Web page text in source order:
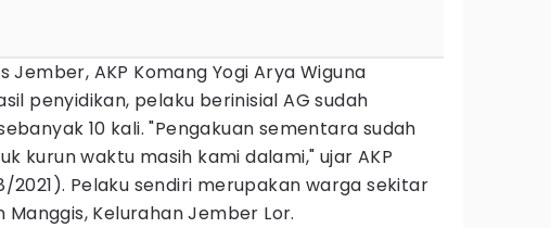
Jember, AKP Komang Yogi Arya Wiguna
penyidikan, pelaku berinisial AG sudah
10 kali. "Pengakuan sementara sudah
kurun waktu masih kami dalami," ujar AKP
2021). Pelaku sendiri merupakan warga sekitar
Kelurahan Jember Lor.